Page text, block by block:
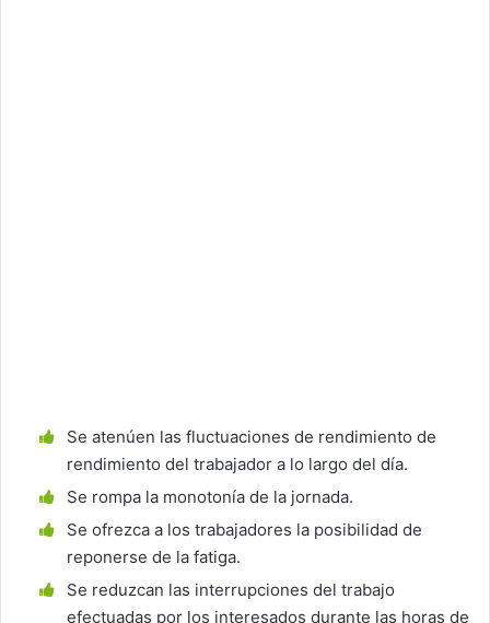
Se atenúen las fluctuaciones de rendimiento de
rendimiento del trabajador a lo largo del día.
Se rompa la monotonía de la jornada.
Se ofrezca a los trabajadores la posibilidad de
reponerse de la fatiga.
Se reduzcan las interrupciones del trabajo
efectuadas por los interesados durante las horas de